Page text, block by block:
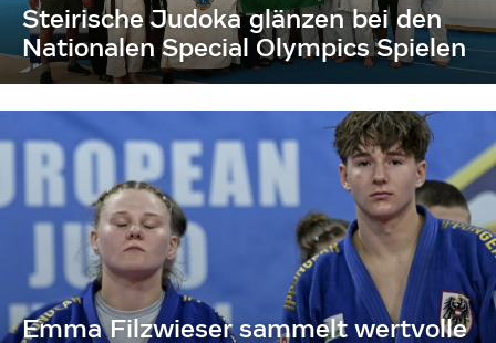
Steirische Judoka glänzen bei den
Nationalen Special Olympics Spielen
Emma Filzwieser sammelt wertvolle